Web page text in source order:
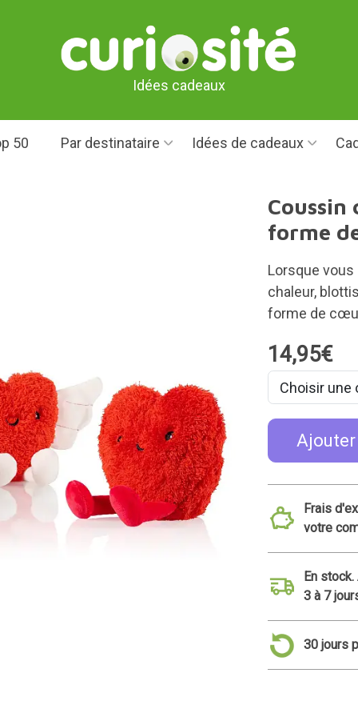
Idées cadeaux
50 Par destinataire Idées de cadeaux
forme
Lorsque
chaleur,
forme de
14,95€
Frais
votre
En
3 à 7
30 jours